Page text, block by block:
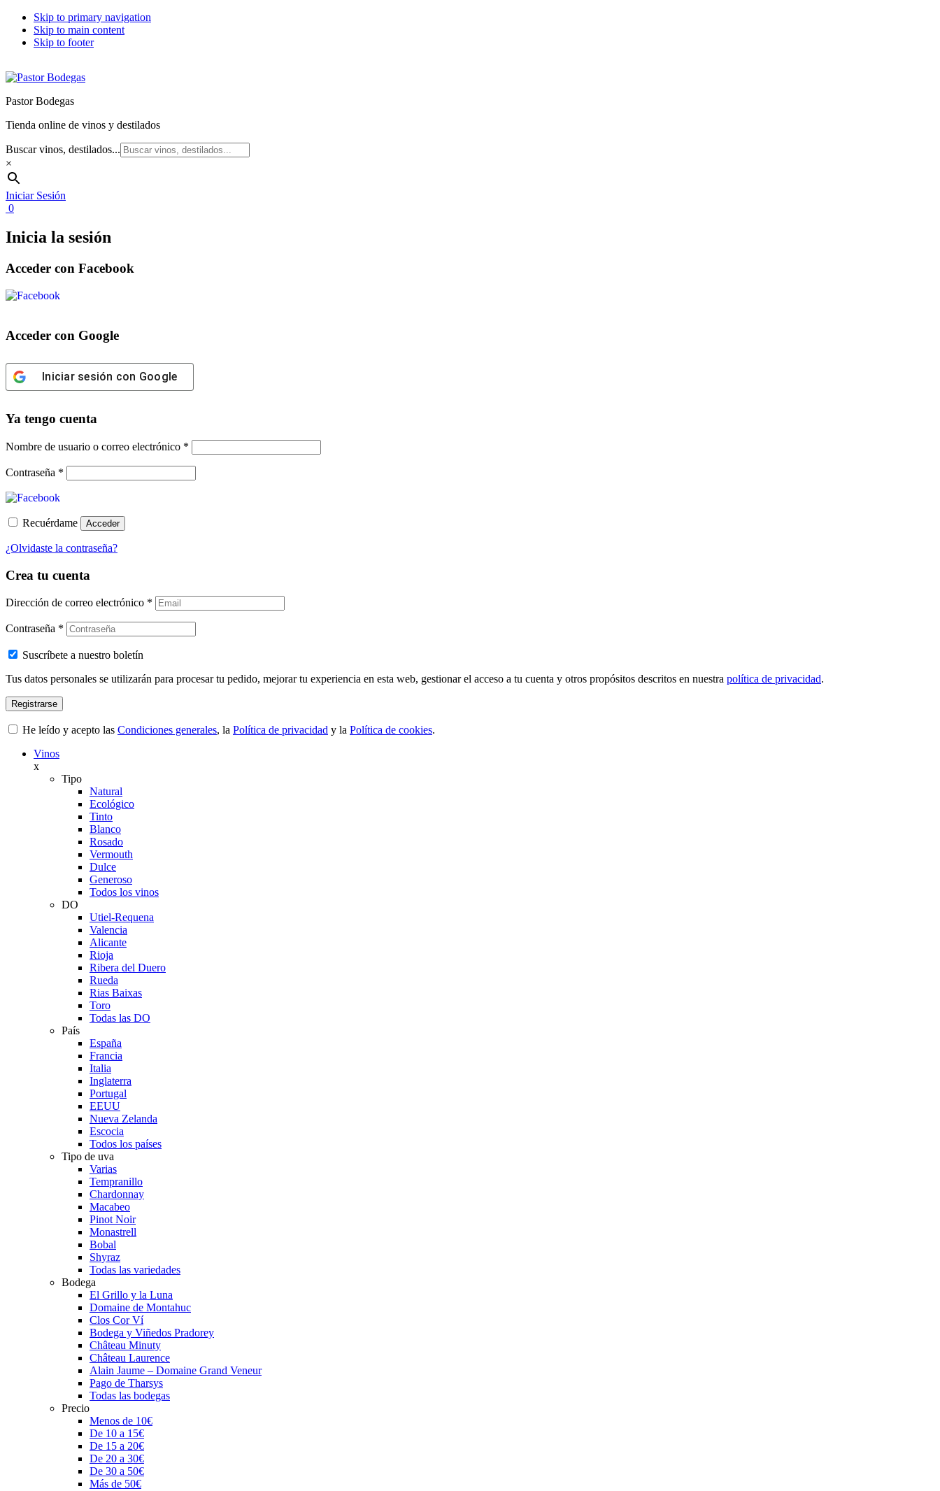
Skip to primary navigation
Skip to main content
Skip to footer
Pastor Bodegas
Tienda online de vinos y destilados
Buscar vinos, destilados...
×
Iniciar Sesión
0
Inicia la sesión
Acceder con Facebook
Acceder con Google
Iniciar sesión con Google
Ya tengo cuenta
Nombre de usuario o correo electrónico *
Contraseña *
Recuérdame Acceder
¿Olvidaste la contraseña?
Crea tu cuenta
Dirección de correo electrónico *
Contraseña *
Suscríbete a nuestro boletín
Tus datos personales se utilizarán para procesar tu pedido, mejorar tu experiencia en esta web, gestionar el acceso a tu cuenta y otros propósitos descritos en nuestra política de privacidad.
Registrarse
He leído y acepto las Condiciones generales, la Política de privacidad y la Política de cookies.
Vinos
x
Tipo
Natural
Ecológico
Tinto
Blanco
Rosado
Vermouth
Dulce
Generoso
Todos los vinos
DO
Utiel-Requena
Valencia
Alicante
Rioja
Ribera del Duero
Rueda
Rias Baixas
Toro
Todas las DO
País
España
Francia
Italia
Inglaterra
Portugal
EEUU
Nueva Zelanda
Escocia
Todos los países
Tipo de uva
Varias
Tempranillo
Chardonnay
Macabeo
Pinot Noir
Monastrell
Bobal
Shyraz
Todas las variedades
Bodega
El Grillo y la Luna
Domaine de Montahuc
Clos Cor Ví
Bodega y Viñedos Pradorey
Château Minuty
Château Laurence
Alain Jaume – Domaine Grand Veneur
Pago de Tharsys
Todas las bodegas
Precio
Menos de 10€
De 10 a 15€
De 15 a 20€
De 20 a 30€
De 30 a 50€
Más de 50€